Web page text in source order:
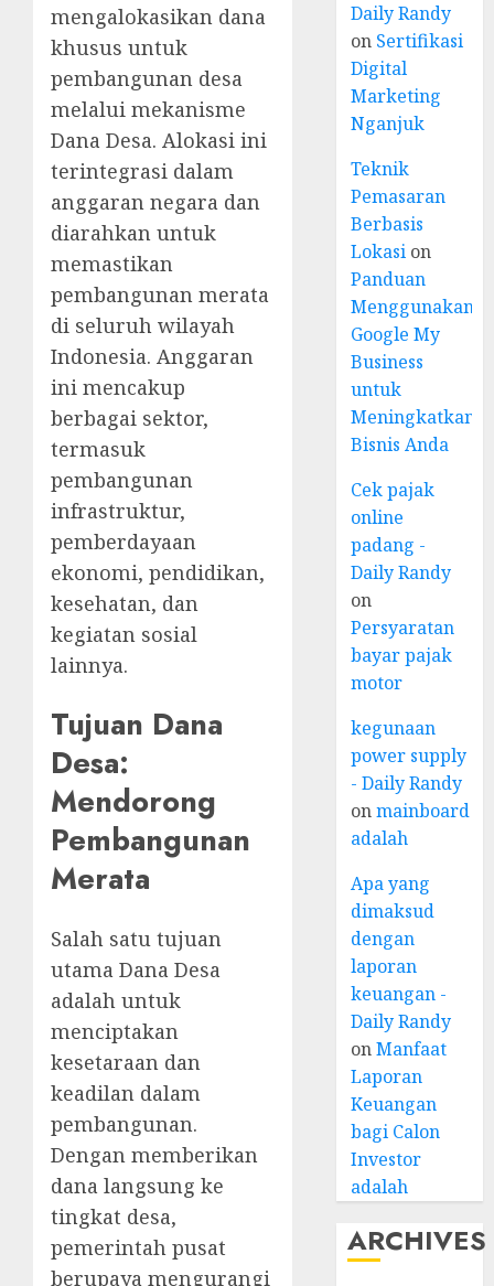
mengalokasikan dana
khusus untuk
pembangunan desa
melalui mekanisme
Dana Desa. Alokasi ini
terintegrasi dalam
anggaran negara dan
diarahkan untuk
memastikan
pembangunan merata
di seluruh wilayah
Indonesia. Anggaran
ini mencakup
berbagai sektor,
termasuk
pembangunan
infrastruktur,
pemberdayaan
ekonomi, pendidikan,
kesehatan, dan
kegiatan sosial
lainnya.
Tujuan Dana
Desa:
Mendorong
Pembangunan
Merata
Salah satu tujuan
utama Dana Desa
adalah untuk
menciptakan
kesetaraan dan
keadilan dalam
pembangunan.
Dengan memberikan
dana langsung ke
tingkat desa,
pemerintah pusat
berupaya mengurangi
Daily Randy
on Sertifikasi
Digital
Marketing
Nganjuk
Teknik
Pemasaran
Berbasis
Lokasi on
Panduan
Menggunakan
Google My
Business
untuk
Meningkatkan
Bisnis Anda
Cek pajak
online
padang -
Daily Randy
on
Persyaratan
bayar pajak
motor
kegunaan
power supply
- Daily Randy
onmainboard
adalah
Apa yang
dimaksud
dengan
laporan
keuangan -
Daily Randy
onManfaat
Laporan
Keuangan
bagi Calon
Investor
adalah
ARCHIVES